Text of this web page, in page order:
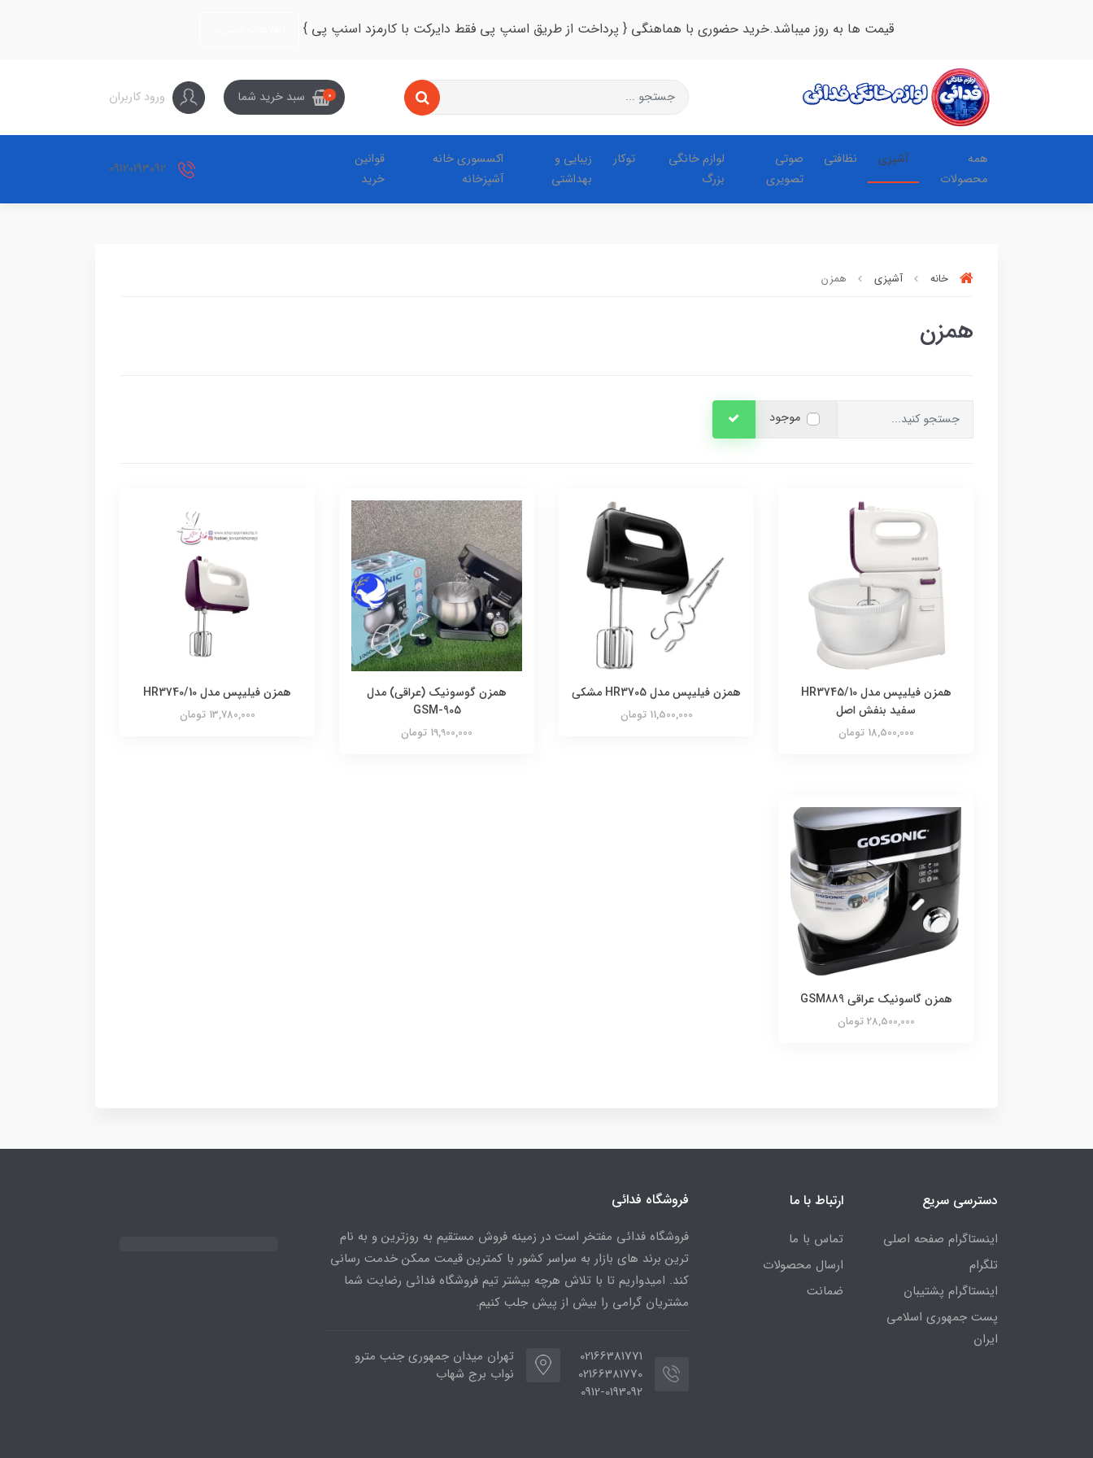
قیمت ها به روز میباشد.خرید حضوری با هماهنگی { پرداخت از طریق اسنپ پی فقط دایرکت با کارمزد اسنپ پی }
0 سبد خرید شما ورود کاربران
همه
محصولات
آشپزی نظافتی
صوتی
تصویری
لوازم خانگی
بزرگ
توکار
زیبایی و
بهداشتی
اکسسوری خانه
آشپزخانه
قوانین
خرید
خانه آشپزی همزن
همزن
موجود
همزن فیلیپس مدل HR3745/10
سفید بنفش اصل
18,500,000 تومان
همزن فیلیپس مدل HR3705 مشکی
11,500,000 تومان
همزن گوسونیک (عراقی) مدل
GSM-905
19,900,000 تومان
همزن فیلیپس مدل HR3740/10
13,780,000 تومان
همزن گاسونيك عراقى GSM889
28,500,000 تومان
دسترسی سریع
اینستاگرام صفحه اصلی
تلگرام
اینستاگرام پشتیبان
پست جمهوری اسلامی
ایران
ارتباط با ما
تماس با ما
ارسال محصولات
ضمانت
فروشگاه فدائی
فروشگاه فدائی مفتخر است در زمینه فروش مستقیم به روزترین و به نام
ترین برند های بازار به سراسر کشور با کمترین قیمت ممکن خدمت رسانی
کند. امیدواریم تا با تلاش هرچه بیشتر تیم فروشگاه فدائی رضایت شما
مشتریان گرامی را بیش از پیش جلب کنیم.
02166381771
02166381770
0912-0193092
تهران میدان جمهوری جنب مترو
نواب برج شهاب